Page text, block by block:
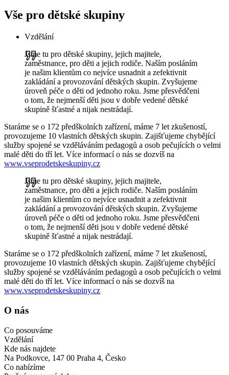
Vše pro dětské skupiny
Vzdělání
Jsme tu pro dětské skupiny, jejich majitele,
zaměstnance, pro děti a jejich rodiče. Naším posláním
je našim klientům co nejvíce usnadnit a zefektivnit
zakládání a provozování dětských skupin. Zvyšujeme
úroveň péče o děti od jednoho roku. Jsme přesvědčeni
o tom, že nejmenší děti jsou v dobře vedené dětské
skupině šťastné a nijak nestrádají.
Staráme se o 172 předškolních zařízení, máme 7 let zkušeností,
provozujeme 10 vlastních dětských skupin. Zajišťujeme chybějící
služby spojené se vzděláváním pedagogů a osob pečujících o velmi
malé děti do tří let. Více informací o nás se dozvíš na
www.vseprodetskeskupiny.cz
Jsme tu pro dětské skupiny, jejich majitele,
zaměstnance, pro děti a jejich rodiče. Naším posláním
je našim klientům co nejvíce usnadnit a zefektivnit
zakládání a provozování dětských skupin. Zvyšujeme
úroveň péče o děti od jednoho roku. Jsme přesvědčeni
o tom, že nejmenší děti jsou v dobře vedené dětské
skupině šťastné a nijak nestrádají.
Staráme se o 172 předškolních zařízení, máme 7 let zkušeností,
provozujeme 10 vlastních dětských skupin. Zajišťujeme chybějící
služby spojené se vzděláváním pedagogů a osob pečujících o velmi
malé děti do tří let. Více informací o nás se dozvíš na
www.vseprodetskeskupiny.cz
O nás
Co posouváme
Vzdělání
Kde nás najdete
Na Podkovce, 147 00 Praha 4, Česko
Co nabízíme